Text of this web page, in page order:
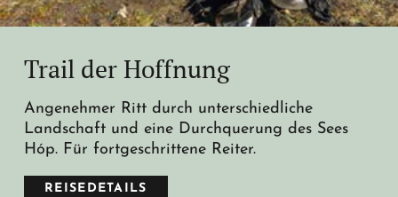
Trail der Hoffnung
Angenehmer Ritt durch unterschiedliche
Landschaft und eine Durchquerung des Sees
Hóp. Für fortgeschrittene Reiter.
REISEDETAILS